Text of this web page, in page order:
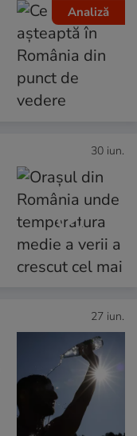
Analiză
30 iun.
27 iun.